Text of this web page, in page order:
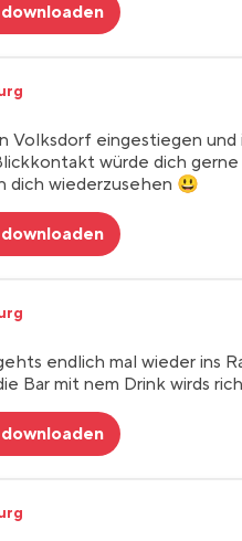
Volksdorf eingestiegen
würde dich
dich wiederzusehen 😃
endlich mal wieder ins
Bar mit nem Drink wirds